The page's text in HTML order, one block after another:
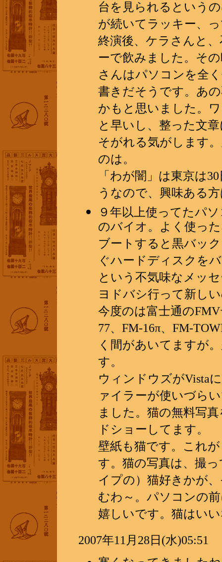
台を見られるという
が続いてラッキー、
終演後、ケラさんと
ーで飲みました。そ
さんはパソコンを全
書きだそうです。あ
かもと思いました。
と早いし、整った文
そがれる気がします
のは。
「わが闇」は東京は
うなので、興味ある
９年以上使ってたパ
のバイオ。よく使っ
ブートすると黒バッ
ぐハードディスクを
という不気味なメッ
ヨドバシ行って新し
今度のは富士通の
77、FM-16π、FM-
く間があいてますが
す。
ウィンドウズがVista
ァイラーが使いづら
ました。猫の無料写
ドショーしてます。
壁紙も猫です。これ
す。猫の写真は、撮
イプの）猫好きかが
むわ～。パソコンの
嬉しいです。猫はい
2007年11月28日(水)05:51